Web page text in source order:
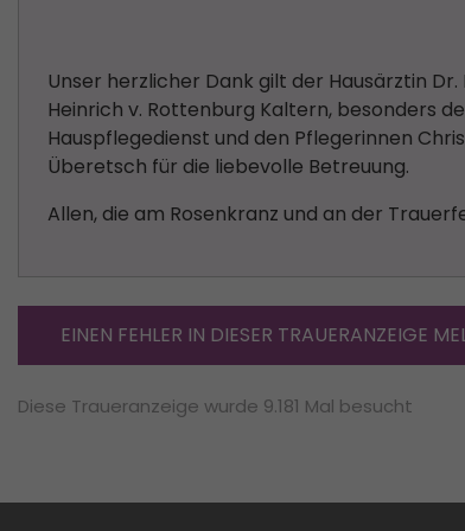
Unser herzlicher Dank gilt der Hausärztin
Heinrich v. Rottenburg Kaltern, besonders
Hauspflegedienst und den Pflegerinnen
Überetsch für die liebevolle Betreuung.
Allen, die am Rosenkranz und an der
EINEN FEHLER IN DIESER TRAUERANZEIGE
Diese Traueranzeige wurde 9.181 Mal besucht